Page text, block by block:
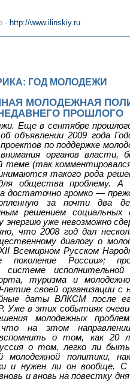
- http://www.ilinskiy.ru
ГОД МОЛОДЕЖИ
МОЛОДЕЖНАЯ
ПРОШЛОГО
Еще в сентябре
объявлении 2009 года
по поддержке
органов власти,
(так
такого рода
общества проблему.
достаточно громко —
за почти два
решением социальных
уже невозможно
что 2008 год дал
диалогу о
Всемирном Русском
России»;
системе
туризма и
летие своей организации
даты ВЛКСМ после
Уже в этих событиях
молодежных
что на этом
о том, как 20
о том, легко ли
молодежной политики,
и нужен ли он вообще. С
и вновь на повестку